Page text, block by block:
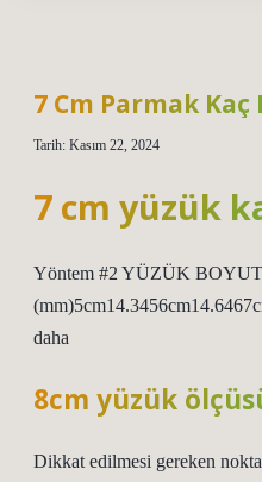
7 Cm Parmak
Tarih: Kasım 22, 2024
7 cm yüzük
Yöntem #2 YÜZÜK
daha
8cm yüzük
Dikkat edilmesi gereken